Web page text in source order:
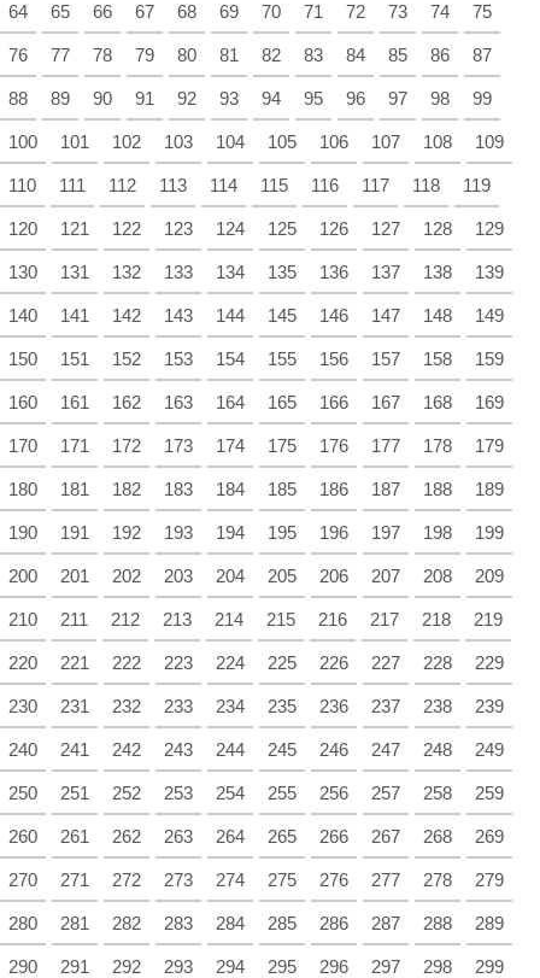
64 65 66 67 68 69 70 71 72 73 74 75
76 77 78 79 80 81 82 83 84 85 86 87
88 89 90 91 92 93 94 95 96 97 98 99
100 101 102 103 104 105 106 107 108 109
110 111 112 113 114 115 116 117 118 119
120 121 122 123 124 125 126 127 128 129
130 131 132 133 134 135 136 137 138 139
140 141 142 143 144 145 146 147 148 149
150 151 152 153 154 155 156 157 158 159
160 161 162 163 164 165 166 167 168 169
170 171 172 173 174 175 176 177 178 179
180 181 182 183 184 185 186 187 188 189
190 191 192 193 194 195 196 197 198 199
200 201 202 203 204 205 206 207 208 209
210 211 212 213 214 215 216 217 218 219
220 221 222 223 224 225 226 227 228 229
230 231 232 233 234 235 236 237 238 239
240 241 242 243 244 245 246 247 248 249
250 251 252 253 254 255 256 257 258 259
260 261 262 263 264 265 266 267 268 269
270 271 272 273 274 275 276 277 278 279
280 281 282 283 284 285 286 287 288 289
290 291 292 293 294 295 296 297 298 299